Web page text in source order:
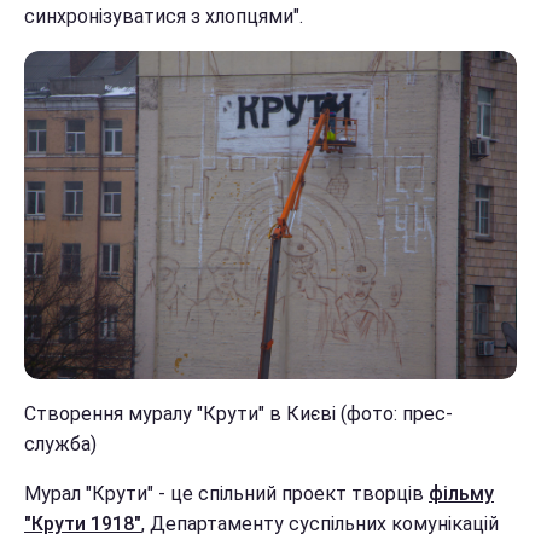
синхронізуватися з хлопцями".
Створення муралу "Крути" в Києві (фото: прес-
служба)
Мурал "Крути" - це спільний проект творців фільму
"Крути 1918", Департаменту суспільних комунікацій